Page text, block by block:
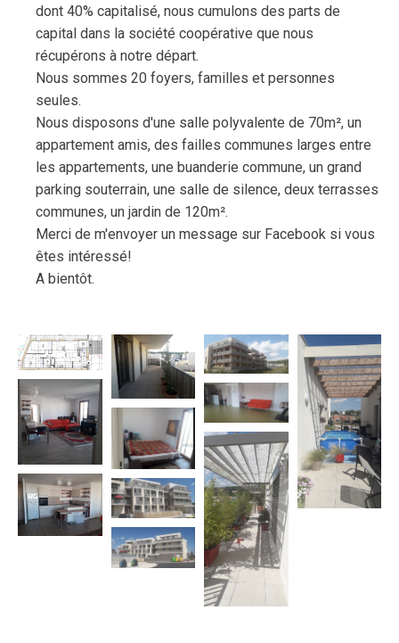
dont 40% capitalisé, nous cumulons des parts de
capital dans la société coopérative que nous
récupérons à notre départ.
Nous sommes 20 foyers, familles et personnes
seules.
Nous disposons d'une salle polyvalente de 70m², un
appartement amis, des failles communes larges entre
les appartements, une buanderie commune, un grand
parking souterrain, une salle de silence, deux terrasses
communes, un jardin de 120m².
Merci de m'envoyer un message sur Facebook si vous
êtes intéressé!
A bientôt.